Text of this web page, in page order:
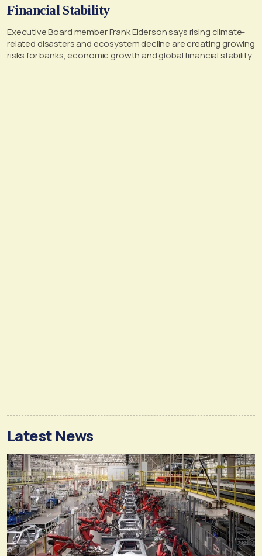
Financial Stability
Executive Board member Frank Elderson says rising climate-
related disasters and ecosystem decline are creating growing
risks for banks, economic growth and global financial stability
Latest News